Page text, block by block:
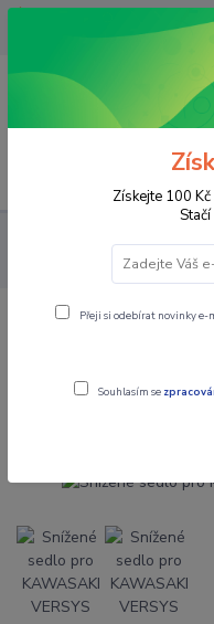
OPAVA 733537099/HLUČÍN
734541648/OLOMOUC
MOTOCYKLY
Snížené sedlo pro KAWASAKI
Snížené sedlo
Získejte 100
Přeji si odebírat novinky e-
Souhlasím se